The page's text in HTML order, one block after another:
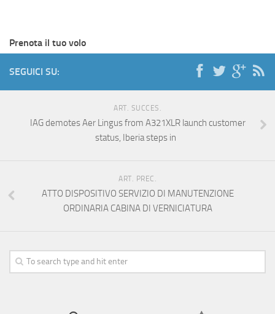
Prenota il tuo volo
SEGUICI SU:
ART. SUCCES.
IAG demotes Aer Lingus from A321XLR launch customer
status, Iberia steps in
ART. PREC.
ATTO DISPOSITIVO SERVIZIO DI MANUTENZIONE
ORDINARIA CABINA DI VERNICIATURA